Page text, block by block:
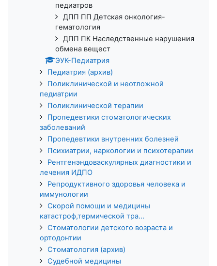
педиатров
ДПП ПП Детская онкология-
гематология
ДПП ПК Наследственные нарушения
обмена вещест
ЭУК-Педиатрия
Педиатрия (архив)
Поликлинической и неотложной
педиатрии
Поликлинической терапии
Пропедевтики стоматологических
заболеваний
Пропедевтики внутренних болезней
Психиатрии, наркологии и психотерапии
Рентгенэндоваскулярных диагностики и
лечения ИДПО
Репродуктивного здоровья человека и
иммунологии
Скорой помощи и медицины
катастроф,термической тра...
Стоматологии детского возраста и
ортодонтии
Стоматология (архив)
Судебной медицины